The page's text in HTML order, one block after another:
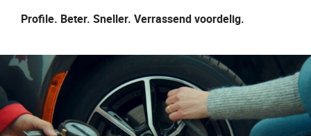
Profile. Beter. Sneller. Verrassend voordelig.